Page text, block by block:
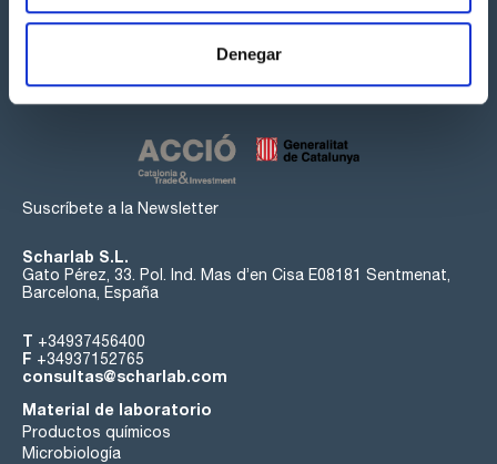
Denegar
Síguenos:
Suscríbete a la Newsletter
Scharlab S.L.
Gato Pérez, 33. Pol. Ind. Mas d’en Cisa E08181 Sentmenat,
Barcelona, España
T +34937456400
F +34937152765
consultas@scharlab.com
Material de laboratorio
Productos químicos
Microbiología